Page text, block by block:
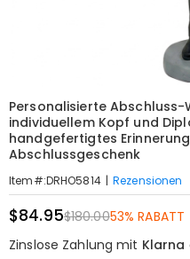
Personalisierte
individuellem Kopf und
handgefertigtes
Abschlussgeschenk
Item#:DRHO5814 | Rezensionen
$84.95$180.0053% RABATT
Zinslose Zahlung mit Klarna